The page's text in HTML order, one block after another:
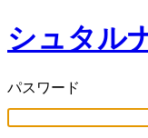
シュタル
パスワード